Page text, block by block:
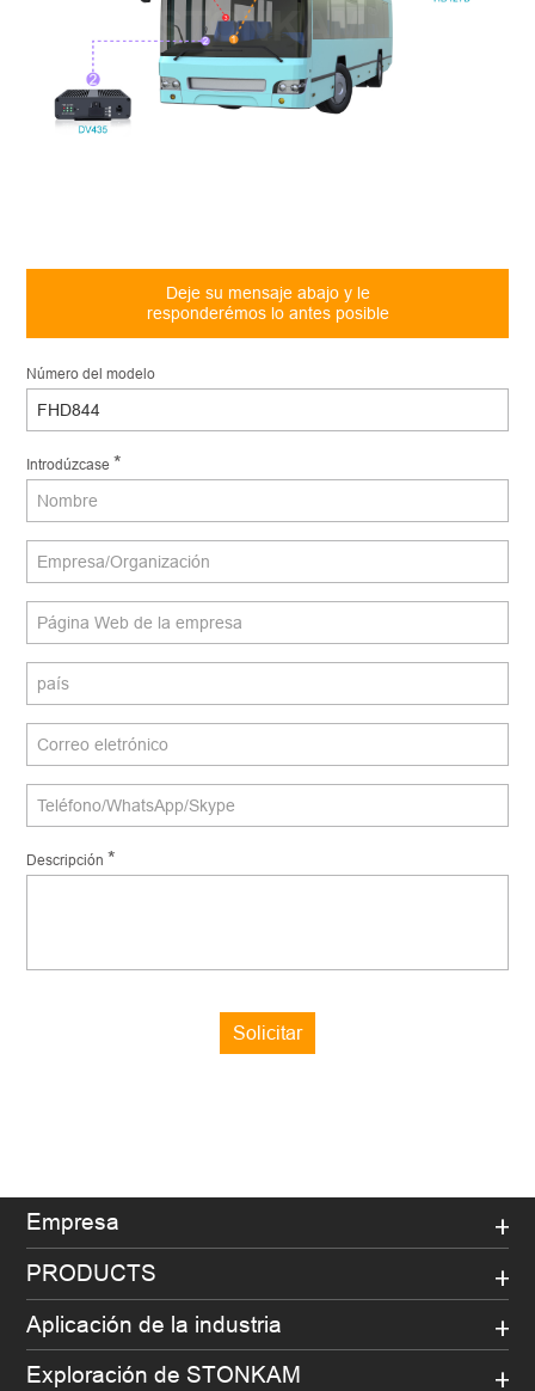
Deje su mensaje abajo y le
responderémos lo antes posible
Número del modelo
Introdúzcase*
Descripción*
Solicitar
Empresa
PRODUCTS
Aplicación de la industria
Exploración de STONKAM